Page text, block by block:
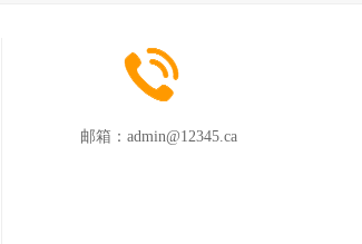
邮箱： admin@12345.ca